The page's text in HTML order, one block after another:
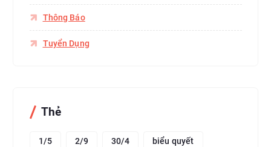
Thông Báo
Tuyển Dụng
Thẻ
1/5 2/9 30/4 biểu quyết